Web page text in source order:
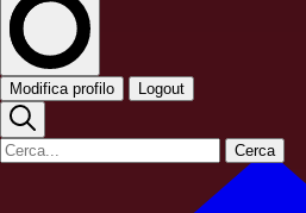
Modifica profilo Logout
Cerca